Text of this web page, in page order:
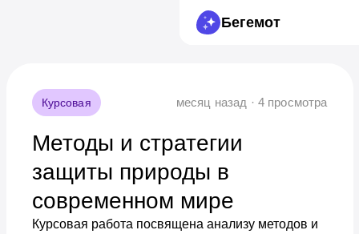
Бегемот
Курсовая месяц назад · 4 просмотра
Методы и стратегии
защиты природы в
современном мире
Курсовая работа посвящена анализу методов и